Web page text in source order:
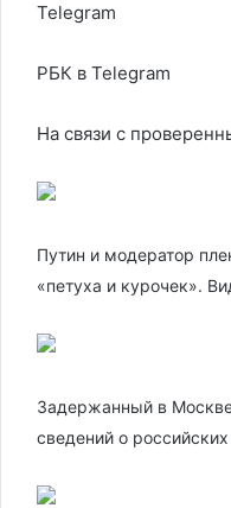
Telegram
РБК в Telegram
На связи с
Путин и модератор
«петуха и курочек».
Задержанный в
сведений о